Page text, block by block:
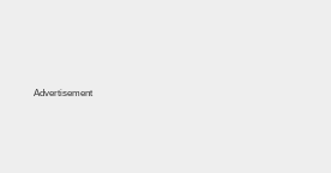
Advertisement